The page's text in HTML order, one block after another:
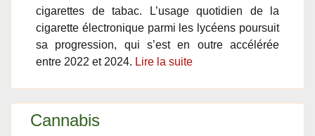
cigarettes de tabac. L’usage quotidien de la
cigarette électronique parmi les lycéens poursuit
sa progression, qui s’est en outre accélérée
entre 2022 et 2024. Lire la suite
Cannabis